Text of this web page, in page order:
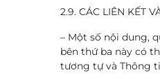
2.9. CÁC LIÊN KẾT
– Một số nội dung,
bên thứ ba này có
tương tự và Thông